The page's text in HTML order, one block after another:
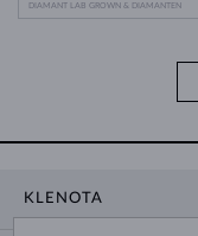
DIAMANT LAB GROWN & DIAMANTEN
KLENOTA